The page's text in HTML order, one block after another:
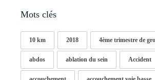
Mots clés
10 km 2018 4ème trimestre de
abdos ablation du sein Accident